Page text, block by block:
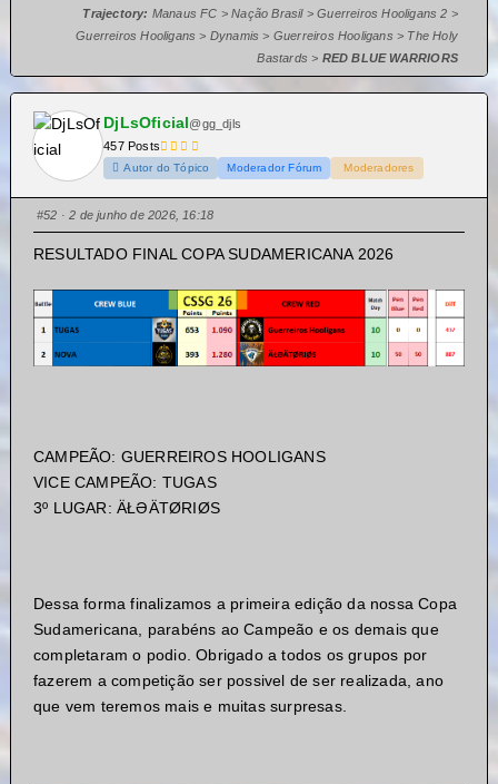
Trajectory: Manaus FC > Nação Brasil > Guerreiros Hooligans 2 >
Guerreiros Hooligans > Dynamis > Guerreiros Hooligans > The Holy
Bastards > RED BLUE WARRIORS
DjLsOficial@gg_djls
457 Posts
Autor do Tópico Moderador Fórum Moderadores
#52 · 2 de junho de 2026, 16:18
RESULTADO FINAL COPA SUDAMERICANA 2026
CAMPEÃO: GUERREIROS HOOLIGANS
VICE CAMPEÃO: TUGAS
3º LUGAR: ÄŁƏÄTØRIØS
Dessa forma finalizamos a primeira edição da nossa Copa
Sudamericana, parabéns ao Campeão e os demais que
completaram o podio. Obrigado a todos os grupos por
fazerem a competição ser possivel de ser realizada, ano
que vem teremos mais e muitas surpresas.